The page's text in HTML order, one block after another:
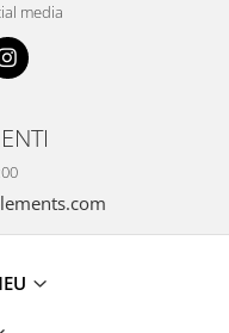
media